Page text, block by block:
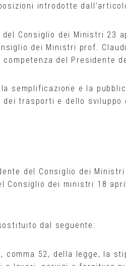
introdotte
Consiglio dei Ministri 23
dei Ministri prof.
del Presidente
semplificazione e la
trasporti e dello sviluppo
del Consiglio dei
Consiglio dei ministri 18
dal seguente:
comma 52, della legge, la